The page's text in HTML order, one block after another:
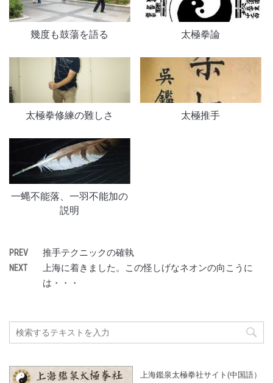
幾度も鼓蕩を語る 太極拳論
太極拳修練の難しさ 太極推手
一蝿不能落、一羽不能加の
説明
PREV 推手テクニックの確執
NEXT
上海に着きました。この怪しげなネオンの向こうに
は・・・
上海鑑泉太極拳社サイト(中国語）